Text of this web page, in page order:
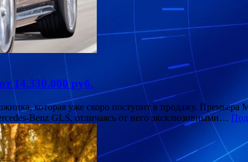
14.330.000 руб.
которая уже скоро поступит в продажу.
Benz GLS, отличаясь от него эксклюзивными…